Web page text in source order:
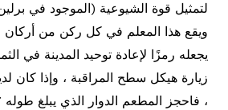
لتمثيل قوة الشيوعية (الموجود في
ويقع هذا المعلم في كل ركن من أركان
يجعله رمزًا لإعادة توحيد المدينة في
زيارة هيكل سطح المراقبة ، وإذا كان
، فاحجز المطعم الدوار الذي يبلغ طوله 207 مترًا.